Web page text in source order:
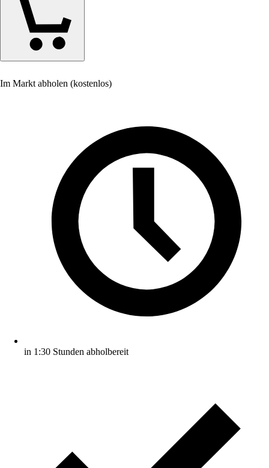
Im Markt abholen (kostenlos)
in 1:30 Stunden abholbereit